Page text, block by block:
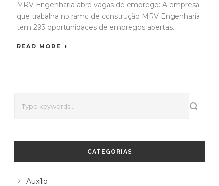
MRV Engenharia abre vagas de emprego: A empresa
que trabalha no ramo de construção MRV Engenharia
tem 293 oportunidades de empregos abertas...
READ MORE
CATEGORIAS
Auxílio